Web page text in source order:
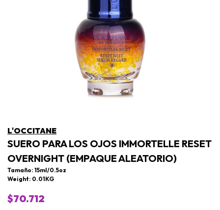
L'OCCITANE
SUERO PARA LOS OJOS IMMORTELLE RESET
OVERNIGHT (EMPAQUE ALEATORIO)
Tamaño: 15ml/0.5oz
Weight: 0.01KG
$70.712